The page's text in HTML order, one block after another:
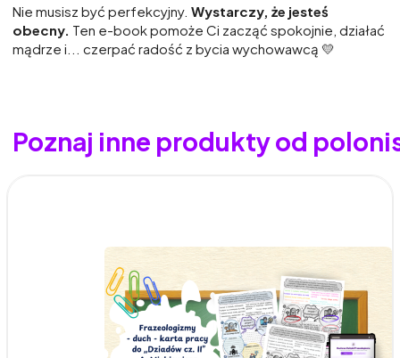
Nie musisz być perfekcyjny. Wystarczy, że jesteś
obecny. Ten e-book pomoże Ci zacząć spokojnie, działać
mądrze i... czerpać radość z bycia wychowawcą 💛
Poznaj inne produkty od